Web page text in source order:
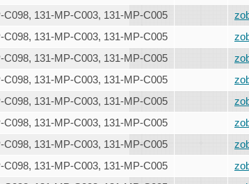
C098, 131-MP-C003, 131-MP-C005
C098, 131-MP-C003, 131-MP-C005
C098, 131-MP-C003, 131-MP-C005
C098, 131-MP-C003, 131-MP-C005
C098, 131-MP-C003, 131-MP-C005
C098, 131-MP-C003, 131-MP-C005
C098, 131-MP-C003, 131-MP-C005
C098, 131-MP-C003, 131-MP-C005